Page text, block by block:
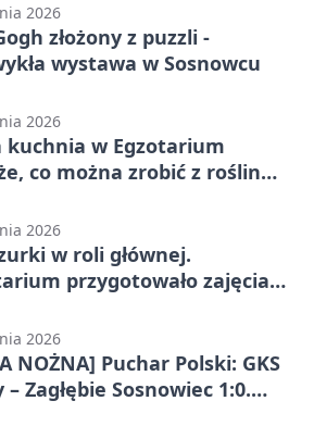
2026
złożony z puzzli -
wystawa w Sosnowcu
2026
kuchnia w Egzotarium
co można zrobić z roślin
2026
w roli głównej.
przygotowało zajęcia
2026
NOŻNA] Puchar Polski: GKS
– Zagłębie Sosnowiec 1:0.